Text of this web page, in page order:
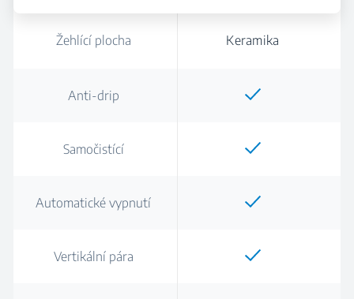
Žehlící plocha Keramika
Anti-drip
Samočistící
Automatické vypnutí
Vertikální pára